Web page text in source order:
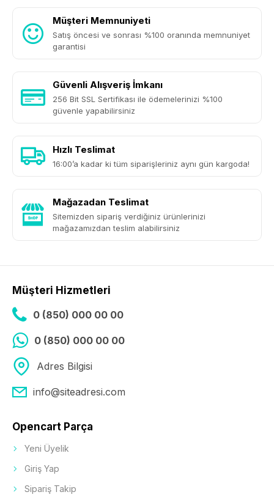
Müşteri Memnuniyeti
Satış öncesi ve sonrası %100 oranında memnuniyet
garantisi
Güvenli Alışveriş İmkanı
256 Bit SSL Sertifikası ile ödemelerinizi %100
güvenle yapabilirsiniz
Hızlı Teslimat
16:00’a kadar ki tüm siparişleriniz aynı gün kargoda!
Mağazadan Teslimat
Sitemizden sipariş verdiğiniz ürünlerinizi
mağazamızdan teslim alabilirsiniz
Müşteri Hizmetleri
0 (850) 000 00 00
0 (850) 000 00 00
Adres Bilgisi
info@siteadresi.com
Opencart Parça
Yeni Üyelik
Giriş Yap
Sipariş Takip